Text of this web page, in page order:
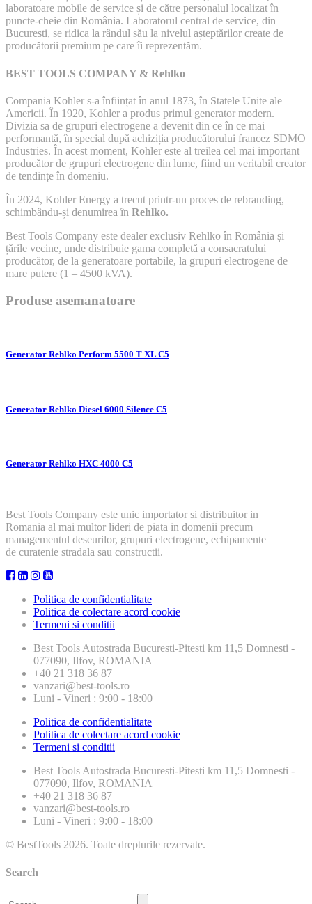
laboratoare mobile de service și de către personalul localizat în
puncte-cheie din România. Laboratorul central de service, din
Bucuresti, se ridica la rândul său la nivelul așteptărilor create de
producătorii premium pe care îi reprezentăm.
BEST TOOLS COMPANY & Rehlko
Compania Kohler s-a înființat în anul 1873, în Statele Unite ale
Americii. În 1920, Kohler a produs primul generator modern.
Divizia sa de grupuri electrogene a devenit din ce în ce mai
performantă, în special după achiziția producătorului francez SDMO
Industries. În acest moment, Kohler este al treilea cel mai important
producător de grupuri electrogene din lume, fiind un veritabil creator
de tendințe în domeniu.
În 2024, Kohler Energy a trecut printr-un proces de rebranding,
schimbându-și denumirea în Rehlko.
Best Tools Company este dealer exclusiv Rehlko în România și
țările vecine, unde distribuie gama completă a consacratului
producător, de la generatoare portabile, la grupuri electrogene de
mare putere (1 – 4500 kVA).
Produse asemanatoare
Generator Rehlko Perform 5500 T XL C5
Generator Rehlko Diesel 6000 Silence C5
Generator Rehlko HXC 4000 C5
Best Tools Company este unic importator si distribuitor in
Romania al mai multor lideri de piata in domenii precum
managementul deseurilor, grupuri electrogene, echipamente
de curatenie stradala sau constructii.
Politica de confidentialitate
Politica de colectare acord cookie
Termeni si conditii
Best Tools Autostrada Bucuresti-Pitesti km 11,5 Domnesti -
077090, Ilfov, ROMANIA
+40 21 318 36 87
vanzari@best-tools.ro
Luni - Vineri : 9:00 - 18:00
Politica de confidentialitate
Politica de colectare acord cookie
Termeni si conditii
Best Tools Autostrada Bucuresti-Pitesti km 11,5 Domnesti -
077090, Ilfov, ROMANIA
+40 21 318 36 87
vanzari@best-tools.ro
Luni - Vineri : 9:00 - 18:00
© BestTools 2026. Toate drepturile rezervate.
Search